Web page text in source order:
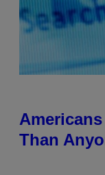
Than